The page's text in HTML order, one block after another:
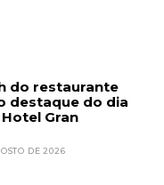
do restaurante
destaque do dia
Gran
DE 2026